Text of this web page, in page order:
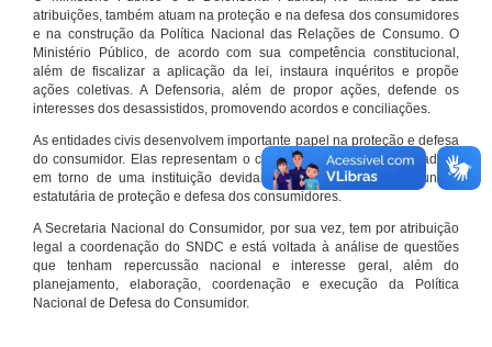
atribuições, também atuam na proteção e na defesa dos consumidores
e na construção da Política Nacional das Relações de Consumo. O
Ministério Público, de acordo com sua competência constitucional,
além de fiscalizar a aplicação da lei, instaura inquéritos e propõe
ações coletivas. A Defensoria, além de propor ações, defende os
interesses dos desassistidos, promovendo acordos e conciliações.
As entidades civis desenvolvem importante papel na proteção e defesa
do consumidor. Elas representam o conjunto organizado de cidadãos
em torno de uma instituição devidamente registrada e com função
estatutária de proteção e defesa dos consumidores.
A Secretaria Nacional do Consumidor, por sua vez, tem por atribuição
legal a coordenação do SNDC e está voltada à análise de questões
que tenham repercussão nacional e interesse geral, além do
planejamento, elaboração, coordenação e execução da Política
Nacional de Defesa do Consumidor.